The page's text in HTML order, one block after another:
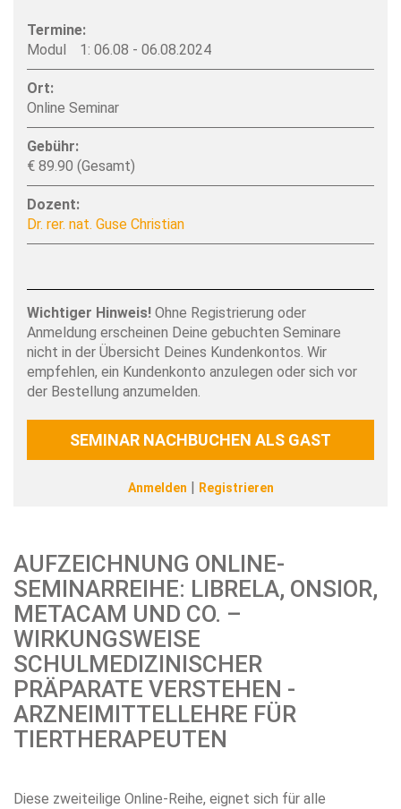
Termine:
06.08 - 06.08.2024
Ort:
Online Seminar
Gebühr:
€ 89.90 (Gesamt)
Dozent:
Dr. rer. nat. Guse Christian
Wichtiger Hinweis! Ohne Registrierung oder
Anmeldung erscheinen Deine gebuchten Seminare
nicht in der Übersicht Deines Kundenkontos. Wir
empfehlen, ein Kundenkonto anzulegen oder sich vor
der Bestellung anzumelden.
SEMINAR NACHBUCHEN ALS GAST
Anmelden | Registrieren
AUFZEICHNUNG ONLINE-
SEMINARREIHE: LIBRELA, ONSIOR,
METACAM UND CO. –
WIRKUNGSWEISE
SCHULMEDIZINISCHER
PRÄPARATE VERSTEHEN -
ARZNEIMITTELLEHRE FÜR
TIERTHERAPEUTEN
Diese zweiteilige Online-Reihe, eignet sich für alle